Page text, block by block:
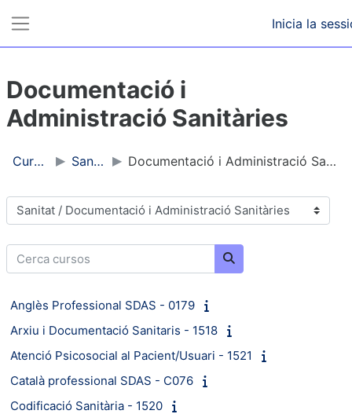
Inicia la
Documentació i
Administració Sanitàries
Cursos Sanitat Documentació i Administració Sanitàries
Categories de cursos
Cerca cursos
Cerca cursos
Anglès Professional SDAS - 0179
Arxiu i Documentació Sanitaris - 1518
Atenció Psicosocial al Pacient/Usuari - 1521
Català professional SDAS - C076
Codificació Sanitària - 1520